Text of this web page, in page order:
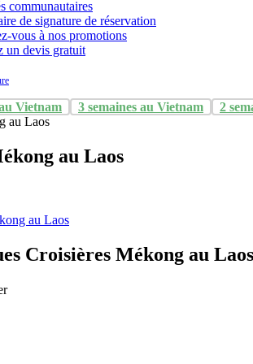
communautaires
de signature de réservation
vous à nos promotions
un devis gratuit
Vietnam 3 semaines au Vietnam 2
au Laos
au Laos
Croisières Mékong au Laos